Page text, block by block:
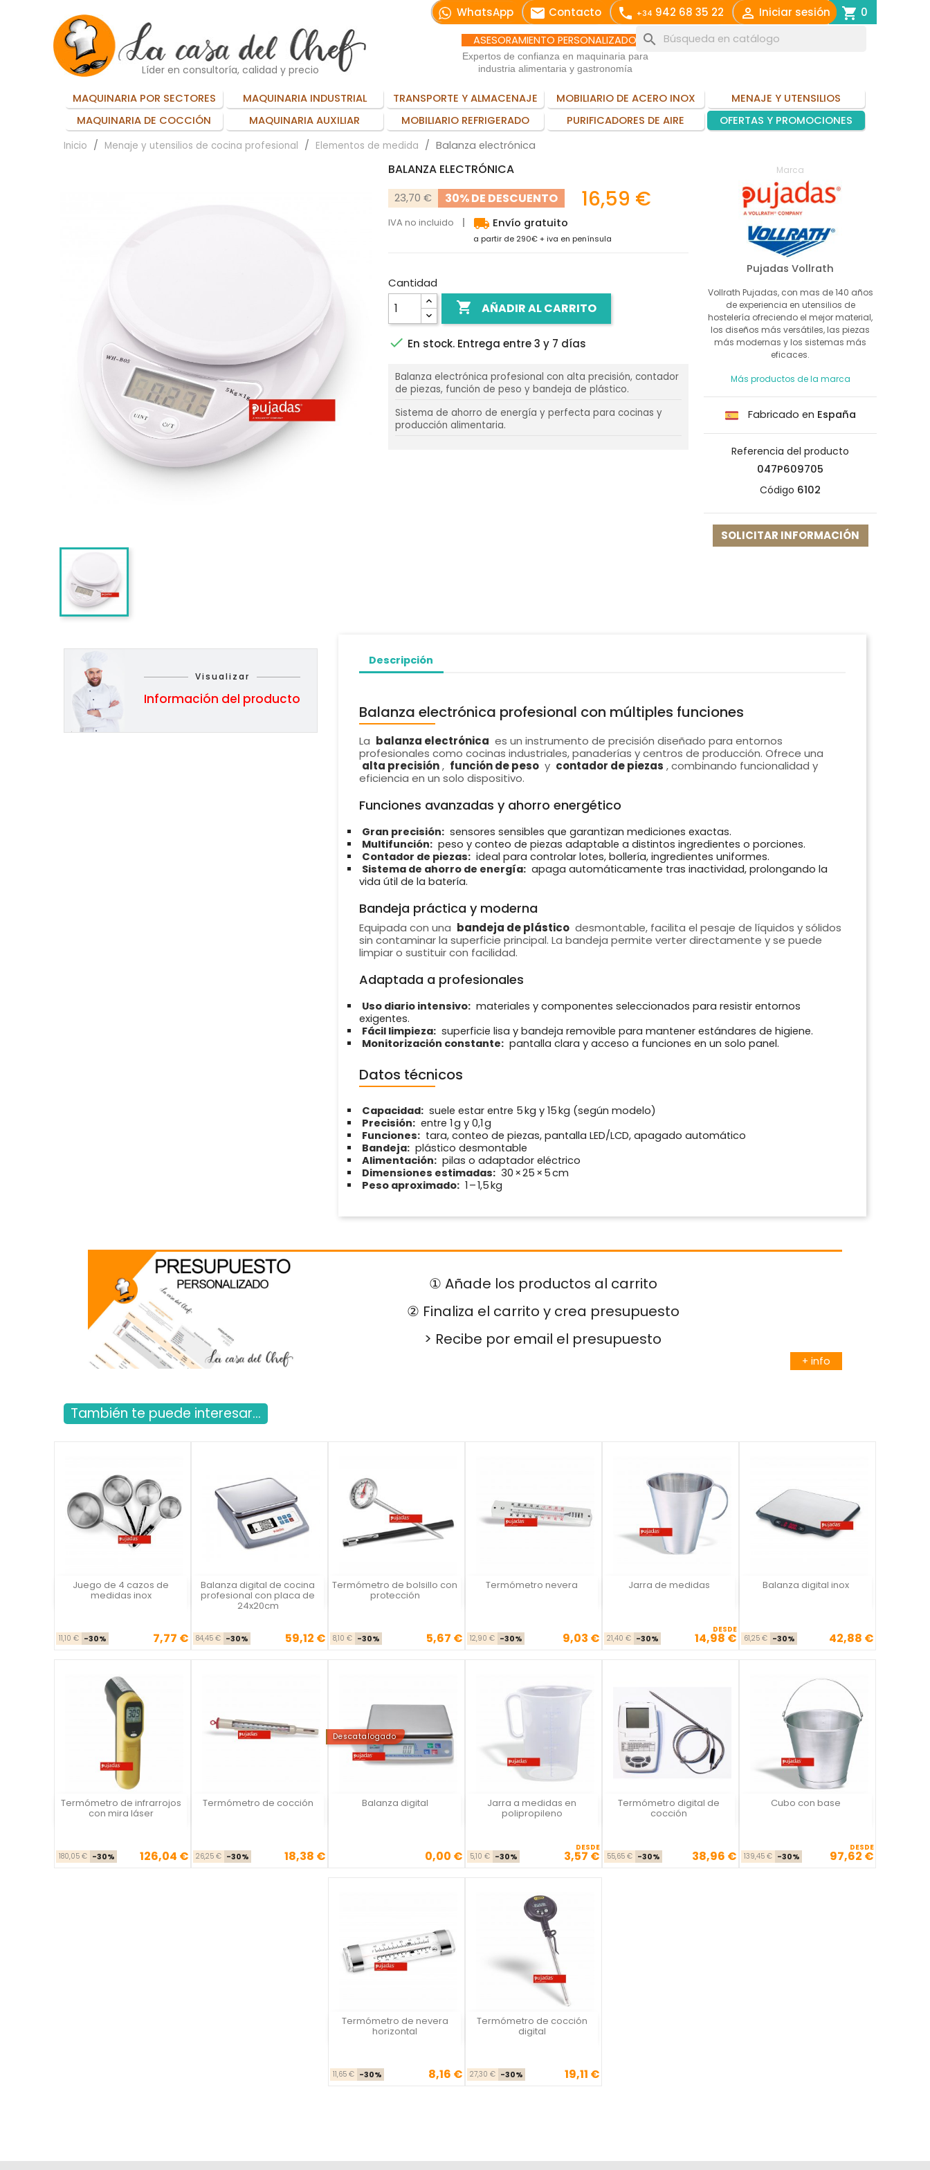
WhatsApp email Contacto call +34 942 68 35 22  Iniciar sesión shopping_cart 0
Líder en consultoría, calidad y precio
ASESORAMIENTO PERSONALIZADO
Expertos de confianza en maquinaria para
industria alimentaria y gastronomía
search
MAQUINARIA POR SECTORES MAQUINARIA INDUSTRIAL TRANSPORTE Y ALMACENAJE MOBILIARIO DE ACERO INOX
MENAJE Y UTENSILIOS
MAQUINARIA DE COCCIÓN
MAQUINARIA AUXILIAR MOBILIARIO REFRIGERADO PURIFICADORES DE AIRE OFERTAS Y PROMOCIONES
Inicio Menaje y utensilios de cocina profesional Elementos de medida Balanza electrónica
BALANZA ELECTRÓNICA
23,70 € 30% DE DESCUENTO 16,59 €
IVA no incluido local_shipping Envío gratuito
a partir de 290€ + iva en península
Cantidad
 AÑADIR AL CARRITO
 En stock. Entrega entre 3 y 7 días
Balanza electrónica profesional con alta precisión, contador
de piezas, función de peso y bandeja de plástico.
Sistema de ahorro de energía y perfecta para cocinas y
producción alimentaria.
Marca
Pujadas Vollrath
Vollrath Pujadas, con mas de 140 años
de experiencia en utensilios de
hostelería ofreciendo el mejor material,
los diseños más versátiles, las piezas
más modernas y los sistemas más
eficaces.
Más productos de la marca
Fabricado en España
Referencia del producto
047P609705
Código 6102
SOLICITAR INFORMACIÓN
Visualizar
Información del producto
Descripción
Balanza electrónica profesional con múltiples funciones
La balanza electrónica es un instrumento de precisión diseñado para entornos
profesionales como cocinas industriales, panaderías y centros de producción. Ofrece una
alta precisión , función de peso y contador de piezas , combinando funcionalidad y
eficiencia en un solo dispositivo.
Funciones avanzadas y ahorro energético
Gran precisión: sensores sensibles que garantizan mediciones exactas.
Multifunción: peso y conteo de piezas adaptable a distintos ingredientes o porciones.
Contador de piezas: ideal para controlar lotes, bollería, ingredientes uniformes.
Sistema de ahorro de energía: apaga automáticamente tras inactividad, prolongando la
vida útil de la batería.
Bandeja práctica y moderna
Equipada con una bandeja de plástico desmontable, facilita el pesaje de líquidos y sólidos
sin contaminar la superficie principal. La bandeja permite verter directamente y se puede
limpiar o sustituir con facilidad.
Adaptada a profesionales
Uso diario intensivo: materiales y componentes seleccionados para resistir entornos
exigentes.
Fácil limpieza: superficie lisa y bandeja removible para mantener estándares de higiene.
Monitorización constante: pantalla clara y acceso a funciones en un solo panel.
Datos técnicos
Capacidad: suele estar entre 5 kg y 15 kg (según modelo)
Precisión: entre 1 g y 0,1 g
Funciones: tara, conteo de piezas, pantalla LED/LCD, apagado automático
Bandeja: plástico desmontable
Alimentación: pilas o adaptador eléctrico
Dimensiones estimadas: 30 × 25 × 5 cm
Peso aproximado: 1 – 1,5 kg
① Añade los productos al carrito
② Finaliza el carrito y crea presupuesto
> Recibe por email el presupuesto
+ info
También te puede interesar...
Juego de 4 cazos de
medidas inox
Precio base
11,10 € -30% Precio
7,77 €
Vista rápida Balanza digital de cocina
profesional con placa de
24x20cm
Precio base
84,45 € -30% Precio
59,12 €

Vista rápida Termómetro de bolsillo con
protección
Precio base
8,10 € -30% Precio
5,67 €

Vista rápida Termómetro nevera
Precio base
12,90 € -30% Precio
9,03 €
Vista rápida Jarra de medidas
Precio base
21,40 € -30% Precio
DESDE
14,98 €
Vista rápida Balanza digital inox
Precio base
61,25 € -30% Precio
42,88 €
Vista rápida
Termómetro de infrarrojos
con mira láser
Precio base
180,05 € -30% Precio
126,04 €

Vista rápida Termómetro de cocción
Precio base
26,25 € -30% Precio
18,38 €

Vista rápida
Descatalogado
Balanza digital
Precio0,00 €
Vista rápida Jarra a medidas en
polipropileno
Precio base
5,10 € -30% Precio
DESDE
3,57 €
Vista rápida Termómetro digital de
cocción
Precio base
55,65 € -30% Precio
38,96 €

Vista rápida Cubo con base
Precio base
139,45 € -30% Precio
DESDE
97,62 €
Vista rápida
Termómetro de nevera
horizontal
Precio base
11,65 € -30% Precio
8,16 €

Vista rápida Termómetro de cocción
digital
Precio base
27,30 € -30% Precio
19,11 €

Vista rápida